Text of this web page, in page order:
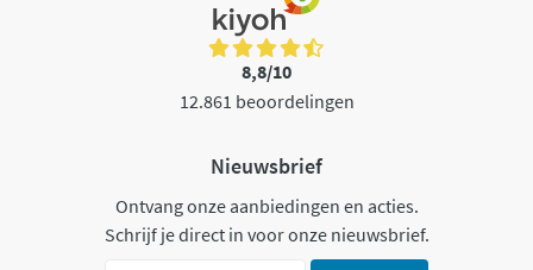
8,8/10
12.861 beoordelingen
Nieuwsbrief
Ontvang onze aanbiedingen en acties.
Schrijf je direct in voor onze nieuwsbrief.